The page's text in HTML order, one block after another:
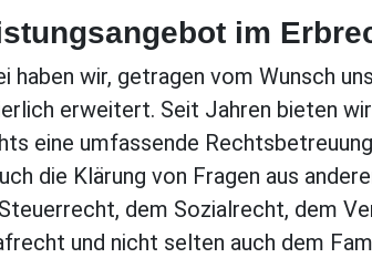
im
haben wir, getragen vom Wunsch
erweitert. Seit Jahren bieten
eine umfassende
die Klärung von Fragen aus
dem Sozialrecht, dem
und nicht selten auch dem